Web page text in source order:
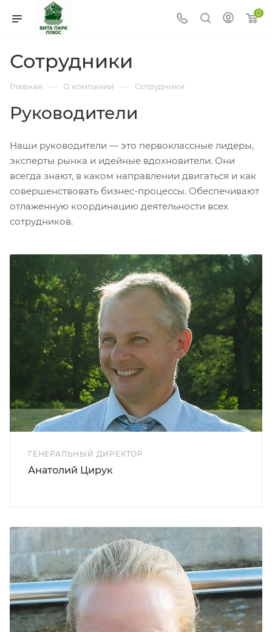
0
Сотрудники
Главная — О компании — Сотрудники
Руководители
Наши руководители — это первоклассные лидеры,
эксперты рынка и идейные вдохновители. Они
всегда знают, в каком направлении двигаться и как
совершенствовать бизнес-процессы. Обеспечивают
отлаженную координацию деятельности всех
сотрудников.
ГЕНЕРАЛЬНЫЙ ДИРЕКТОР
Анатолий Цирук